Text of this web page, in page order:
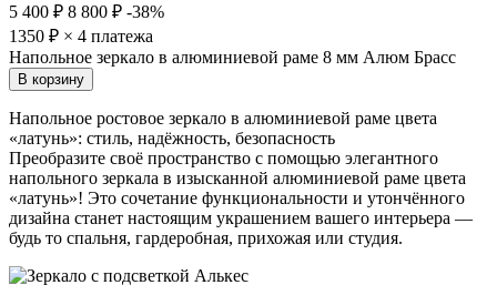
5 400 ₽ 8 800 ₽ -38%
1350 ₽ × 4 платежа
Напольное зеркало в алюминиевой раме 8 мм Алюм Брасс
В корзину
Напольное ростовое зеркало в алюминиевой раме цвета
«латунь»: стиль, надёжность, безопасность
Преобразите своё пространство с помощью элегантного
напольного зеркала в изысканной алюминиевой раме цвета
«латунь»! Это сочетание функциональности и утончённого
дизайна станет настоящим украшением вашего интерьера —
будь то спальня, гардеробная, прихожая или студия.